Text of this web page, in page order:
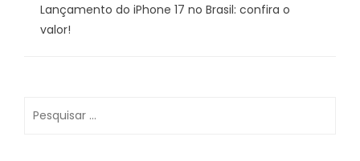
Lançamento do iPhone 17 no Brasil: confira o
valor!